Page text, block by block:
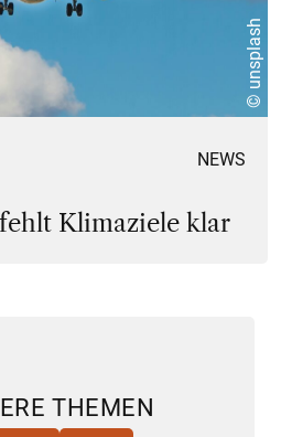
© unsplash
NEWS
Klimaziele klar
THEMEN